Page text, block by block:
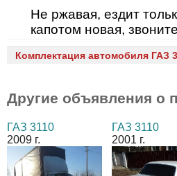
Не ржавая, ездит
капотом новая,
Комплектация автомобиля ГАЗ
Другие объявления о
ГАЗ 3110
2009 г.
ГАЗ 3110
2001 г.